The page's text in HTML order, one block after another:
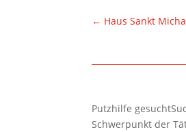
← Haus Sankt
Putzhilfe
Schwerpunkt der